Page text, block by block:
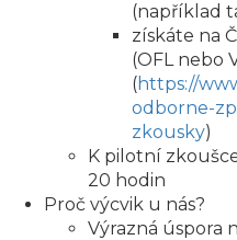
(například
získáte na
(OFL nebo
(https://
odborne-
zkousky)
K pilotní
20 hodin
Proč výcvik u nás?
Výrazná úspora